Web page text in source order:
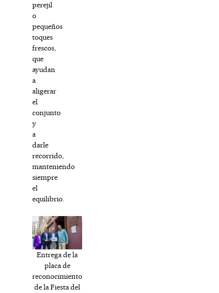
perejil
o
pequeños
toques
frescos,
que
ayudan
a
aligerar
el
conjunto
y
a
darle
recorrido,
manteniendo
siempre
el
equilibrio.
Entrega de la
placa de
reconocimiento
de la Fiesta del